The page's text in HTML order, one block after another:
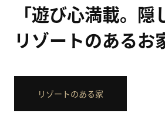
「遊び心満載。隠
リゾートのあるお
リゾートのある家